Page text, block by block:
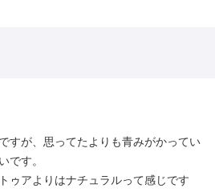
すが、思ってたよりも青みがかってい
です。
ゥアよりはナチュラルって感じです